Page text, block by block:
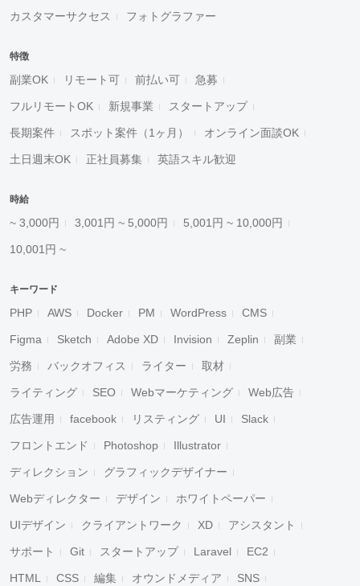
カスタマーサクセス フォトグラファー
特徴
副業OK リモート可 前払い可 急募
フルリモートOK 新規事業 スタートアップ
長期案件 スポット案件（1ヶ月） オンライン面談OK
土日週末OK 正社員募集 英語スキル歓迎
時給
~ 3,000円 3,001円 ~ 5,000円 5,001円 ~ 10,000円
10,001円 ~
キーワード
PHP AWS Docker PM WordPress CMS
Figma Sketch Adobe XD Invision Zeplin 副業
労務 バックオフィス ライター 取材
ライティング SEO Webマーケティング Web広告
広告運用 facebook リスティング UI Slack
フロントエンド Photoshop Illustrator
ディレクション グラフィックデザイナー
Webディレクター デザイン ホワイトペーパー
UIデザイン クライアントワーク XD アシスタント
サポート Git スタートアップ Laravel EC2
HTML CSS 編集 オウンドメディア SNS